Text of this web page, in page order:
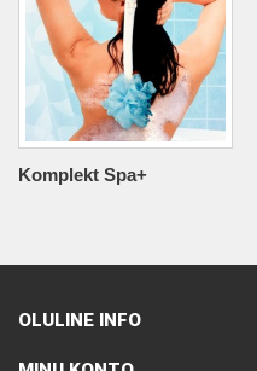
Komplekt Spa+
OLULINE INFO